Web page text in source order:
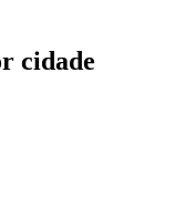
cidade